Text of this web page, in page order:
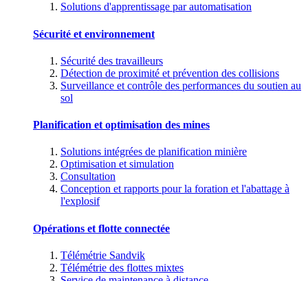
Solutions d'apprentissage par automatisation
Sécurité et environnement
Sécurité des travailleurs
Détection de proximité et prévention des collisions
Surveillance et contrôle des performances du soutien au
sol
Planification et optimisation des mines
Solutions intégrées de planification minière
Optimisation et simulation
Consultation
Conception et rapports pour la foration et l'abattage à
l'explosif
Opérations et flotte connectée
Télémétrie Sandvik
Télémétrie des flottes mixtes